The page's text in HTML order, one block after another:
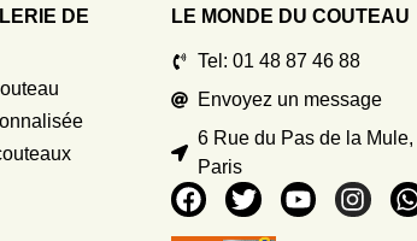
DE
LE MONDE DU COUTEAU
Tel: 01 48 87 46 88
Envoyez un message
6 Rue du Pas de la
Paris